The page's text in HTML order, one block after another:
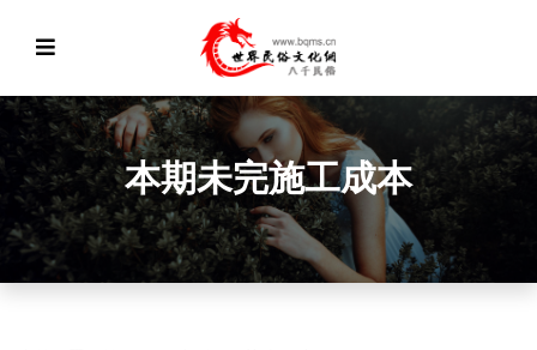
本期未完施工成本